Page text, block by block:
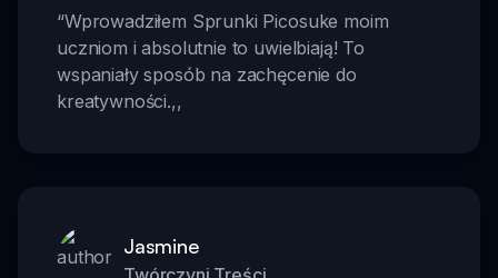
“Wprowadziłem Sprunki Picosuke moim
uczniom i absolutnie to uwielbiają! To
wspaniały sposób na zachęcenie do
kreatywności.,,
Jasmine